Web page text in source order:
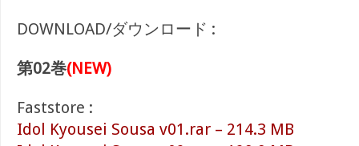
DOWNLOAD/ダウンロード :
第02巻(NEW)
Faststore :
Idol Kyousei Sousa v01.rar – 214.3 MB